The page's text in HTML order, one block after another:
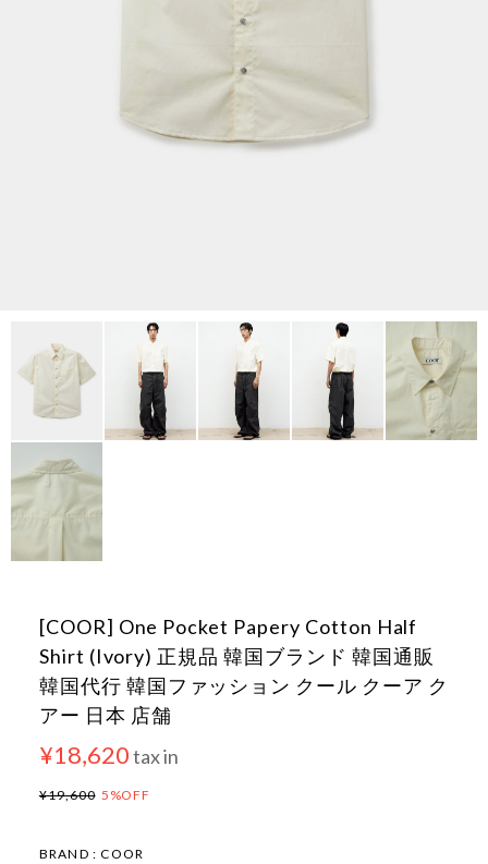
[COOR] One Pocket Papery Cotton Half
Shirt (Ivory) 正規品 韓国ブランド 韓国通販
韓国代行 韓国ファッション クール クーア ク
アー 日本 店舗
¥18,620tax in
¥19,600 5%OFF
BRAND : COOR